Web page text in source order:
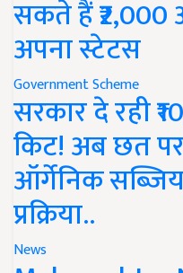
सकते हैं
अपना स्टेटस
Government Scheme
सरकार दे रही
किट! अब छत
ऑर्गेनिक
प्रक्रिया..
News